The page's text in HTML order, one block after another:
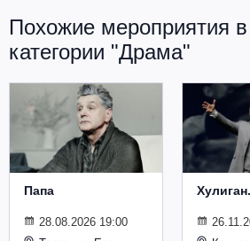
Похожие мероприятия в
категории "Драма"
Папа
28.08.2026 19:00